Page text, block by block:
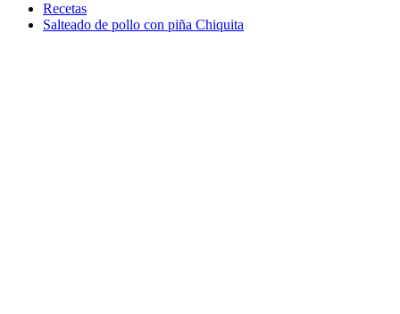
Recetas
Salteado de pollo con piña Chiquita